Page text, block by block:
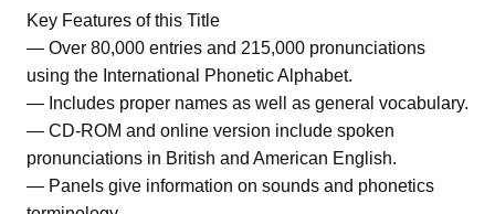
Key Features of this Title
— Over 80,000 entries and 215,000 pronunciations
using the International Phonetic Alphabet.
— Includes proper names as well as general vocabulary.
— CD-ROM and online version include spoken
pronunciations in British and American English.
— Panels give information on sounds and phonetics